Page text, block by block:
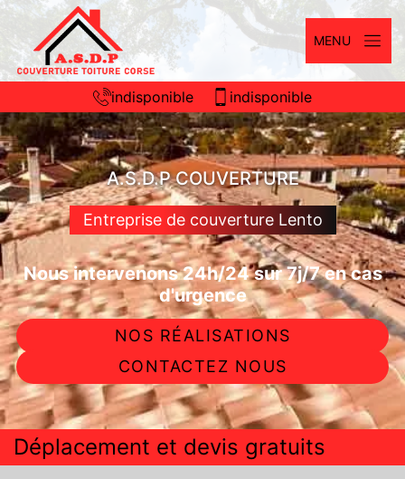
MENU
indisponible indisponible
A.S.D.P COUVERTURE
Entreprise de couverture Lento
Nous intervenons 24h/24 sur 7j/7 en cas
d'urgence
NOS RÉALISATIONS
CONTACTEZ NOUS
Déplacement et devis gratuits